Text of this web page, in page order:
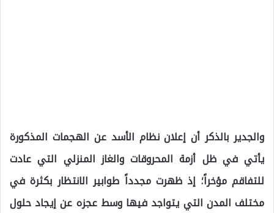
والجدير بالذكر أن إعلان نظام الأسد عن الهجمات المذكورة
يأتي في ظل أزمة المحروقات والغاز المنزلي التي عادت
للتفاقم مؤخراً؛ إذ ظهرت مجدداً طوابير الانتظار بكثرة في
مختلف المدن التي يتواجد فيها وسط عجزه عن إيجاد حلول